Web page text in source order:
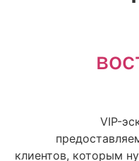
VIP-
клиентов, которым